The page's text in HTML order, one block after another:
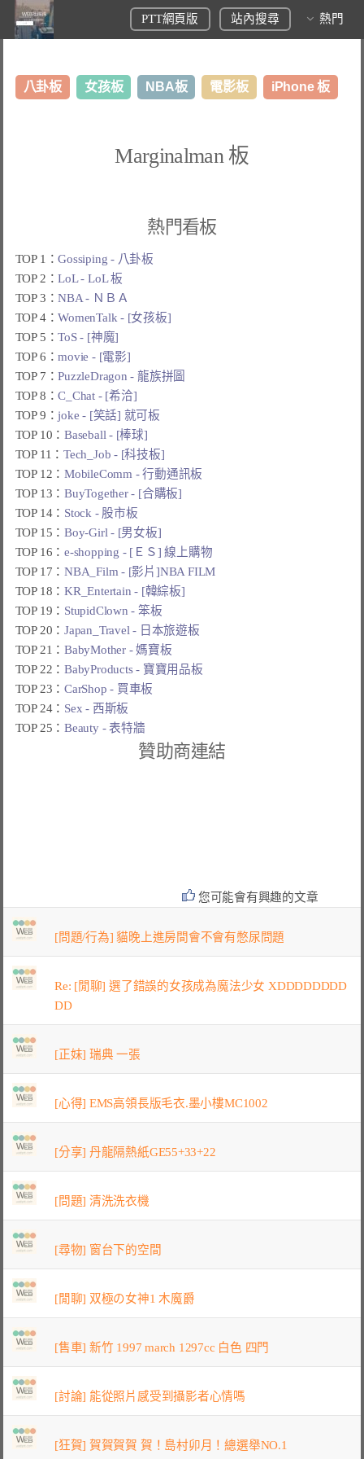
PTT網頁版 站內搜尋 熱門
八卦板 女孩板 NBA板 電影板 iPhone 板
Marginalman 板
熱門看板
TOP 1：Gossiping - 八卦板
TOP 2：LoL - LoL 板
TOP 3：NBA - ＮＢＡ
TOP 4：WomenTalk - [女孩板]
TOP 5：ToS - [神魔]
TOP 6：movie - [電影]
TOP 7：PuzzleDragon - 龍族拼圖
TOP 8：C_Chat - [希洽]
TOP 9：joke - [笑話] 就可板
TOP 10：Baseball - [棒球]
TOP 11：Tech_Job - [科技板]
TOP 12：MobileComm - 行動通訊板
TOP 13：BuyTogether - [合購板]
TOP 14： Stock - 股市板
TOP 15：Boy-Girl - [男女板]
TOP 16：e-shopping - [ＥＳ] 線上購物
TOP 17：NBA_Film - [影片]NBA FILM
TOP 18：KR_Entertain - [韓綜板]
TOP 19： StupidClown - 笨板
TOP 20：Japan_Travel - 日本旅遊板
TOP 21：BabyMother - 媽寶板
TOP 22：BabyProducts - 寶寶用品板
TOP 23：CarShop - 買車板
TOP 24： Sex - 西斯板
TOP 25：Beauty - 表特牆
贊助商連結
您可能會有興趣的文章
[問題/行為] 貓晚上進房間會不會有憋尿問題
Re: [閒聊] 選了錯誤的女孩成為魔法少女 XDDDDDDDD
DD
[正妹] 瑞典 一張
[心得] EMS高領長版毛衣.墨小樓MC1002
[分享] 丹龍隔熱紙GE55+33+22
[問題] 清洗洗衣機
[尋物] 窗台下的空間
[閒聊] 双極の女神1 木魔爵
[售車] 新竹 1997 march 1297cc 白色 四門
[討論] 能從照片感受到攝影者心情嗎
[狂賀] 賀賀賀賀 賀！島村卯月！總選舉NO.1